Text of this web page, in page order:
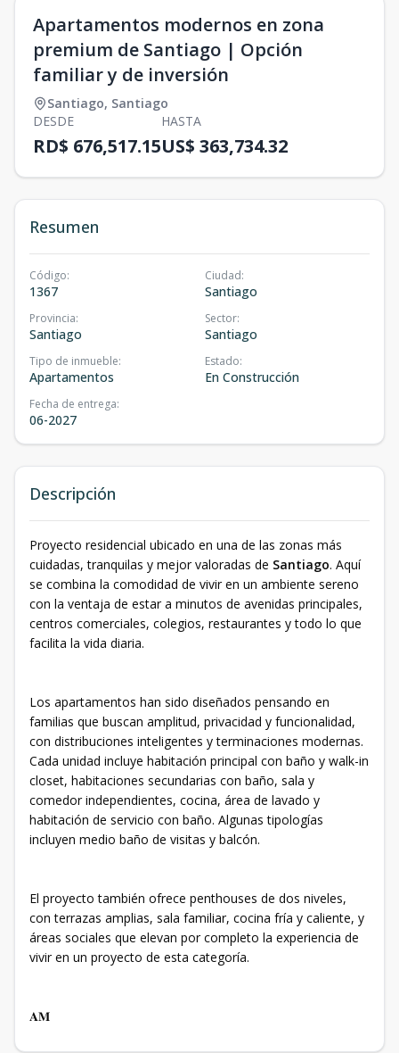
Apartamentos modernos en zona
premium de Santiago | Opción
familiar y de inversión
Santiago, Santiago
DESDE
RD$ 676,517.15
HASTA
US$ 363,734.32
Resumen
Código:
1367
Ciudad:
Santiago
Provincia:
Santiago
Sector:
Santiago
Tipo de inmueble:
Apartamentos
Estado:
En Construcción
Fecha de entrega:
06-2027
Descripción
Proyecto residencial ubicado en una de las zonas más
cuidadas, tranquilas y mejor valoradas de Santiago. Aquí
se combina la comodidad de vivir en un ambiente sereno
con la ventaja de estar a minutos de avenidas principales,
centros comerciales, colegios, restaurantes y todo lo que
facilita la vida diaria.
Los apartamentos han sido diseñados pensando en
familias que buscan amplitud, privacidad y funcionalidad,
con distribuciones inteligentes y terminaciones modernas.
Cada unidad incluye habitación principal con baño y walk-in
closet, habitaciones secundarias con baño, sala y
comedor independientes, cocina, área de lavado y
habitación de servicio con baño. Algunas tipologías
incluyen medio baño de visitas y balcón.
El proyecto también ofrece penthouses de dos niveles,
con terrazas amplias, sala familiar, cocina fría y caliente, y
áreas sociales que elevan por completo la experiencia de
vivir en un proyecto de esta categoría.
𝐀𝐌